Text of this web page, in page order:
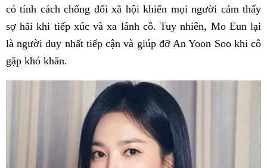
có tính cách chống đối xã hội khiến mọi người cảm thấy
sợ hãi khi tiếp xúc và xa lánh cô. Tuy nhiên, Mo Eun lại
là người duy nhất tiếp cận và giúp đỡ An Yoon Soo khi cô
gặp khó khăn.